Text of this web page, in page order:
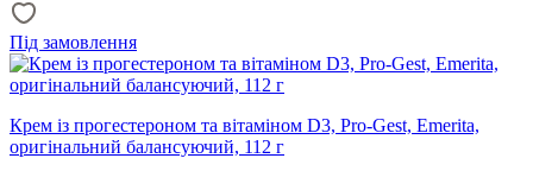
Під замовлення
Крем із прогестероном та вітаміном D3, Pro-Gest, Emerita,
оригінальний балансуючий, 112 г